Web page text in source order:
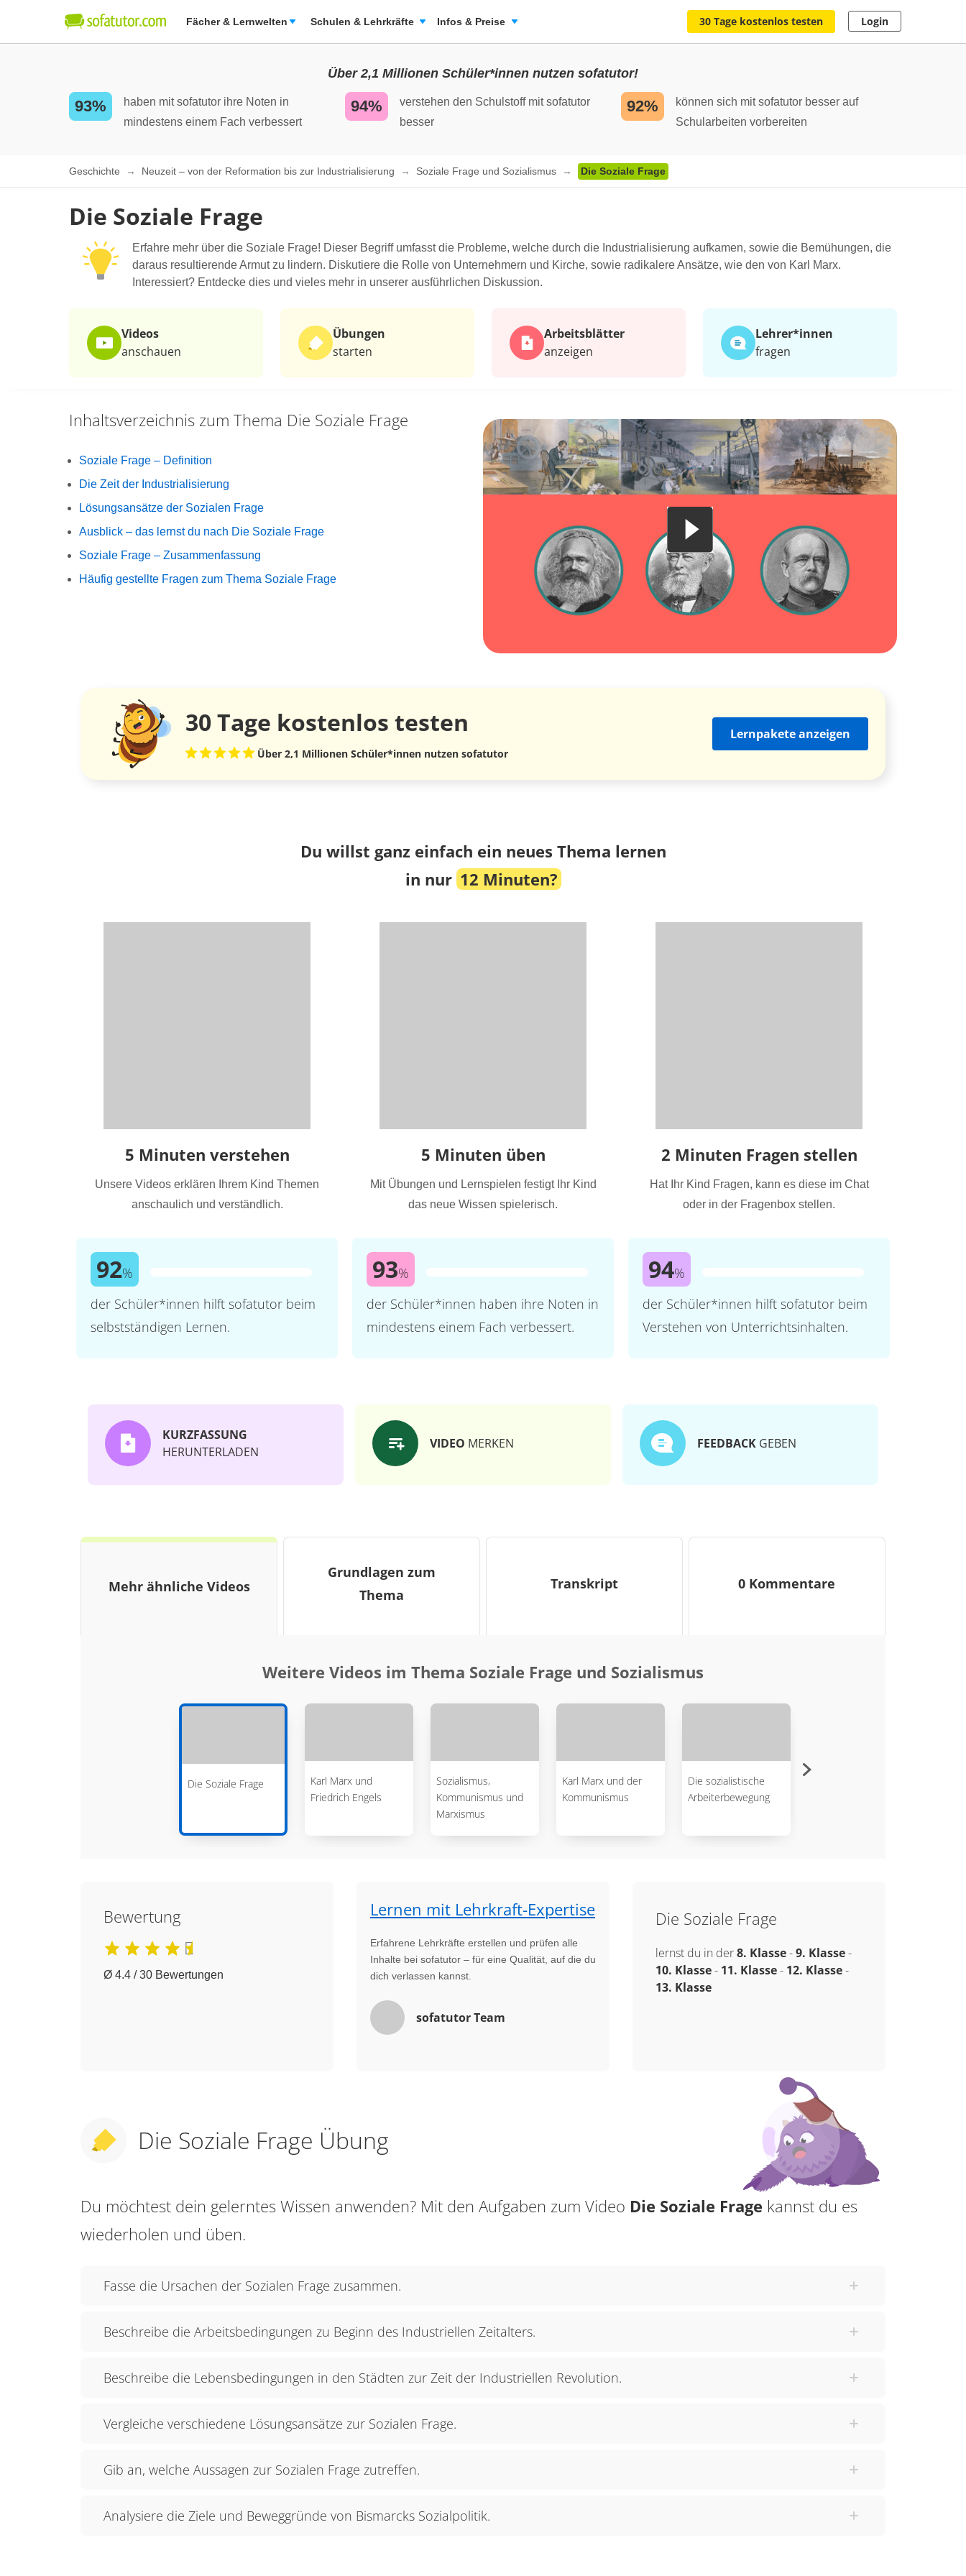
Fächer & Lernwelten Schulen & Lehrkräfte Infos & Preise 30 Tage kostenlos testen Login
Über 2,1 Millionen Schüler*innen nutzen sofatutor!
93%
haben mit sofatutor ihre Noten in
mindestens einem Fach verbessert
94%
verstehen den Schulstoff mit sofatutor
besser
92%
können sich mit sofatutor besser auf
Schularbeiten vorbereiten
Geschichte Neuzeit – von der Reformation bis zur Industrialisierung Soziale Frage und Sozialismus Die Soziale Frage
Die Soziale Frage
Erfahre mehr über die Soziale Frage! Dieser Begriff umfasst die Probleme, welche durch die Industrialisierung aufkamen, sowie die Bemühungen, die
daraus resultierende Armut zu lindern. Diskutiere die Rolle von Unternehmern und Kirche, sowie radikalere Ansätze, wie den von Karl Marx.
Interessiert? Entdecke dies und vieles mehr in unserer ausführlichen Diskussion.
Videos
anschauen
Übungen
starten
Arbeits­blätter
anzeigen
Lehrer*​innen
fragen
Inhaltsverzeichnis zum Thema Die Soziale Frage
Soziale Frage – Definition
Die Zeit der Industrialisierung
Lösungsansätze der Sozialen Frage
Ausblick – das lernst du nach Die Soziale Frage
Soziale Frage – Zusammenfassung
Häufig gestellte Fragen zum Thema Soziale Frage
30 Tage kostenlos testen
Über 2,1 Millionen Schüler*innen nutzen sofatutor
Lernpakete anzeigen
Du willst ganz einfach ein neues Thema lernen
in nur 12 Minuten?
5 Minuten verstehen
Unsere Videos erklären Ihrem Kind Themen
anschaulich und verständlich.
92%
der Schüler*innen hilft sofatutor beim
selbstständigen Lernen.
5 Minuten üben
Mit Übungen und Lernspielen festigt Ihr Kind
das neue Wissen spielerisch.
93%
der Schüler*innen haben ihre Noten in
mindestens einem Fach verbessert.
2 Minuten Fragen stellen
Hat Ihr Kind Fragen, kann es diese im Chat
oder in der Fragenbox stellen.
94%
der Schüler*innen hilft sofatutor beim
Verstehen von Unterrichtsinhalten.
KURZFASSUNG
HERUNTERLADEN
VIDEO MERKEN FEEDBACK GEBEN
Mehr ähnliche Videos
Grundlagen zum
Thema
Transkript 0 Kommentare
Weitere Videos im Thema Soziale Frage und Sozialismus
Die Soziale Frage
Karl Marx und
Friedrich Engels
Sozialismus,
Kommunismus und
Marxismus
Karl Marx und der
Kommunismus
Die sozialistische
Arbeiterbewegung
Bewertung
Ø 4.4 / 30 Bewertungen
Lernen mit Lehrkraft-Expertise
Erfahrene Lehrkräfte erstellen und prüfen alle
Inhalte bei sofatutor – für eine Qualität, auf die du
dich verlassen kannst.
sofatutor Team
Die Soziale Frage
lernst du in der8. Klasse-9. Klasse-
10. Klasse- 11. Klasse- 12. Klasse-
13. Klasse
Die Soziale Frage Übung
Du möchtest dein gelerntes Wissen anwenden? Mit den Aufgaben zum Video Die Soziale Frage kannst du es
wiederholen und üben.
Fasse die Ursachen der Sozialen Frage zusammen.
Beschreibe die Arbeitsbedingungen zu Beginn des Industriellen Zeitalters.
Beschreibe die Lebensbedingungen in den Städten zur Zeit der Industriellen Revolution.
Vergleiche verschiedene Lösungsansätze zur Sozialen Frage.
Gib an, welche Aussagen zur Sozialen Frage zutreffen.
Analysiere die Ziele und Beweggründe von Bismarcks Sozialpolitik.